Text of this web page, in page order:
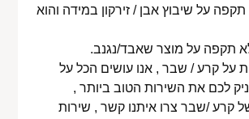
על שיבוץ אבן / זירקון במידה והוא
תקפה על מוצר שאבד/נגנב.
על קרע / שבר , אנו עושים הכל על
לכם את השירות הטוב ביותר ,
קרע /שבר צרו איתנו קשר , שירות